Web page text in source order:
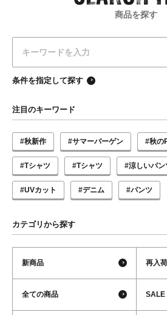
商品を探す
条件を指定して探す
注目のキーワード
#秋新作 #サマーバーゲン #秋の
#Tシャツ #Tシャツ #涼しいパン
#UVカット #デニム #パンツ
カテゴリから探す
新商品 再入荷
全ての商品 SALE